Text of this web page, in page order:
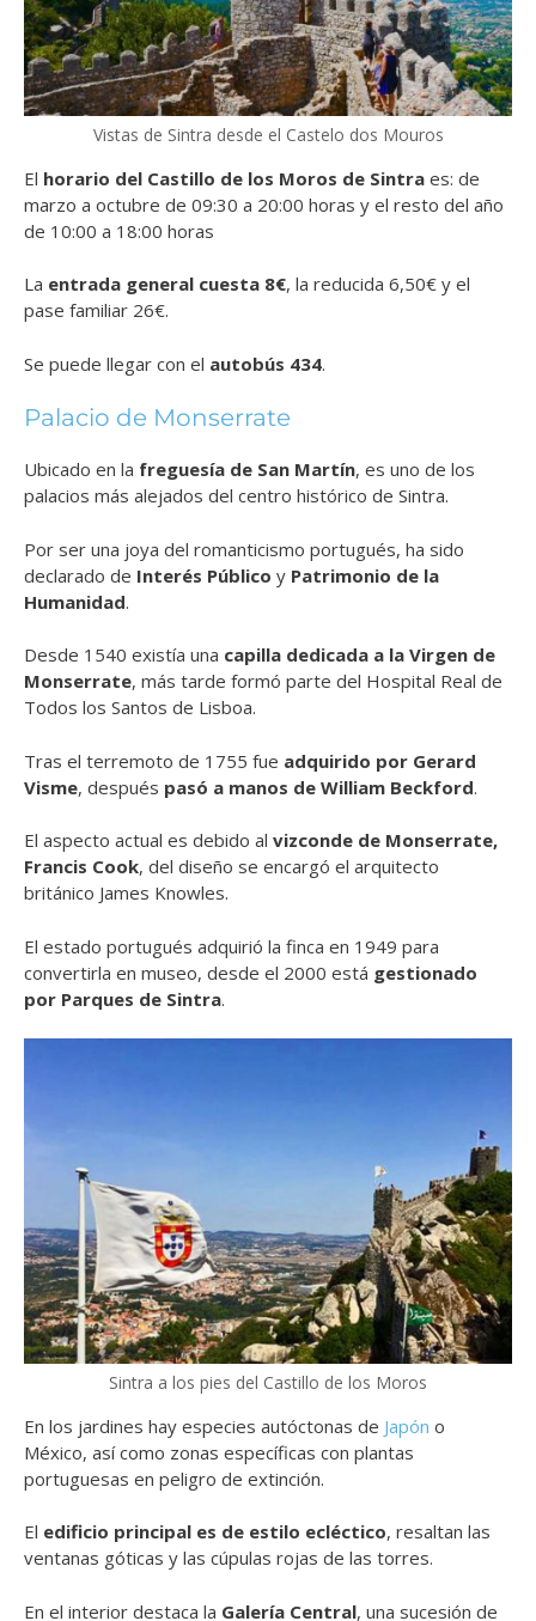
Vistas de Sintra desde el Castelo dos Mouros
El horario del Castillo de los Moros de Sintra es: de
marzo a octubre de 09:30 a 20:00 horas y el resto del año
de 10:00 a 18:00 horas
La entrada general cuesta 8€, la reducida 6,50€ y el
pase familiar 26€.
Se puede llegar con el autobús 434.
Palacio de Monserrate
Ubicado en la freguesía de San Martín, es uno de los
palacios más alejados del centro histórico de Sintra.
Por ser una joya del romanticismo portugués, ha sido
declarado de Interés Público y Patrimonio de la
Humanidad.
Desde 1540 existía una capilla dedicada a la Virgen de
Monserrate, más tarde formó parte del Hospital Real de
Todos los Santos de Lisboa.
Tras el terremoto de 1755 fue adquirido por Gerard
Visme, después pasó a manos de William Beckford.
El aspecto actual es debido al vizconde de Monserrate,
Francis Cook, del diseño se encargó el arquitecto
británico James Knowles.
El estado portugués adquirió la finca en 1949 para
convertirla en museo, desde el 2000 está gestionado
por Parques de Sintra.
Sintra a los pies del Castillo de los Moros
En los jardines hay especies autóctonas de Japón o
México, así como zonas específicas con plantas
portuguesas en peligro de extinción.
El edificio principal es de estilo ecléctico, resaltan las
ventanas góticas y las cúpulas rojas de las torres.
En el interior destaca la Galería Central, una sucesión de